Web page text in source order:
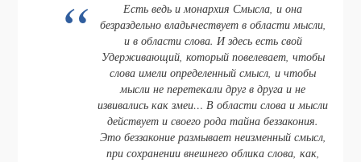
Есть ведь и монархия Смысла, и она
безраздельно владычествует в области мысли,
и в области слова. И здесь есть свой
Удерживающий, который повелевает, чтобы
слова имели определенный смысл, и чтобы
мысли не перетекали друг в друга и не
извивались как змеи… В области слова и мысли
действует и своего рода тайна беззакония.
Это беззаконие размывает неизменный смысл,
при сохранении внешнего облика слова, как,